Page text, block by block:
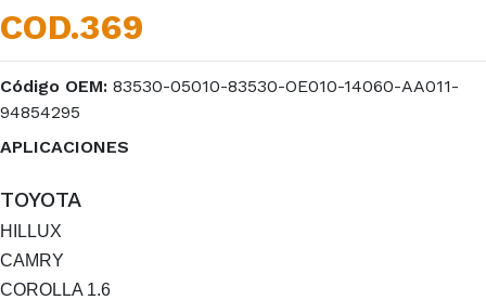
COD.369
Código OEM: 83530-05010-83530-OE010-14060-AA011-
94854295
APLICACIONES
TOYOTA
HILLUX
CAMRY
COROLLA 1.6